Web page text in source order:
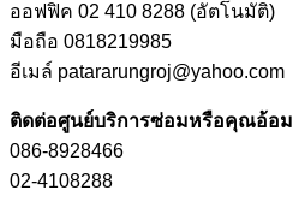
ออฟฟิค 02 410 8288 (อัตโนมัติ)
มือถือ 0818219985
อีเมล์ patararungroj@yahoo.com
ติดต่อศูนย์บริการซ่อมหรือคุณอ้อม
086-8928466
02-4108288